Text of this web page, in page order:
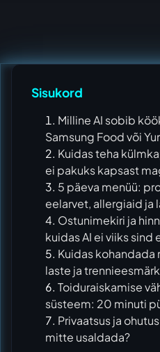
Sisukord
Milline AI sobib
Samsung Food või
Kuidas teha
ei pakuks kapsast
5 päeva menüü:
eelarvet, allergiaid ja
Ostunimekiri ja
kuidas AI ei viiks sind
Kuidas
laste ja
Toiduraiskamise
süsteem: 20 minuti
Privaatsus ja
mitte usaldada?